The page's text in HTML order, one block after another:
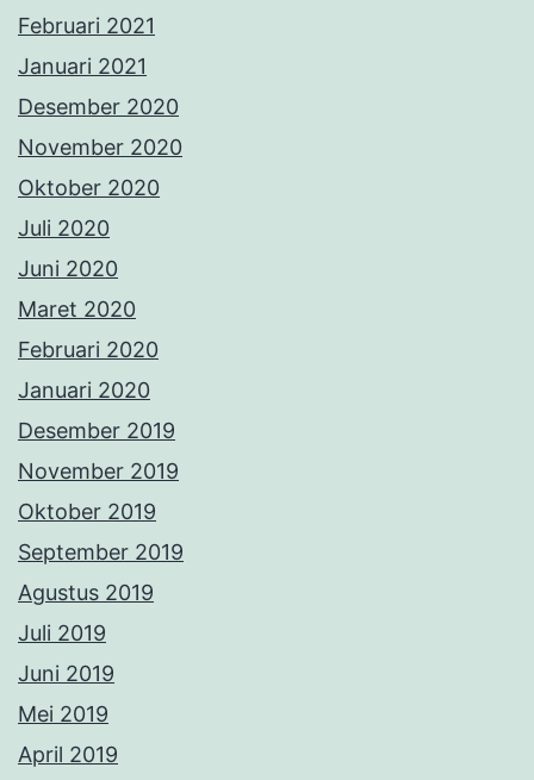
Februari 2021
Januari 2021
Desember 2020
November 2020
Oktober 2020
Juli 2020
Juni 2020
Maret 2020
Februari 2020
Januari 2020
Desember 2019
November 2019
Oktober 2019
September 2019
Agustus 2019
Juli 2019
Juni 2019
Mei 2019
April 2019